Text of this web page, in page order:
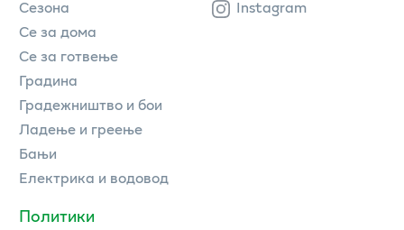
Сезона
Се за дома
Се за готвење
Градина
Градежништво и бои
Ладење и греење
Бањи
Електрика и водовод
Политики
Instagram